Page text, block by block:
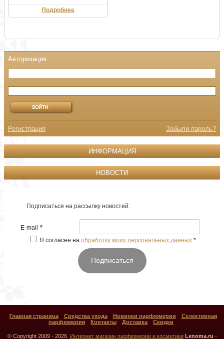
Подробнее
Регистрация Забыли пароль?
ИНФОРМАЦИЯ
НОВОСТИ
Подписаться на рассылку новостей:
E-mail *
Я согласен на обработку моих персональных данных *
Подписаться
Главная страница Средства ухода Новинки парфюмерии
Селективная
парфюмерия
Контакты Доставка Скидки
© Copyright 2009 - 2026. Интернет магазин парфюмерии и косметики Lenoma.ru -